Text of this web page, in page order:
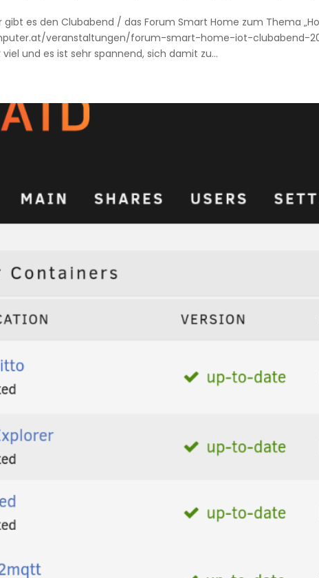
gibt es den Clubabend / das Forum Smart Home zum Thema
veranstaltungen/forum-smart-home-iot-clubabend-
und es ist sehr spannend, sich damit zu...